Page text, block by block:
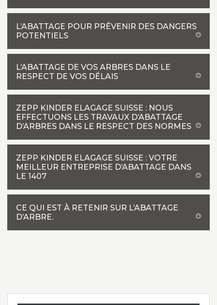
L’ABATTAGE POUR PRÉVENIR DES DANGERS
POTENTIELS
L’ABATTAGE DE VOS ARBRES DANS LE
RESPECT DE VOS DÉLAIS
ZEPP KINDER ELAGAGE SUISSE : NOUS
EFFECTUONS LES TRAVAUX D’ABATTAGE
D’ARBRES DANS LE RESPECT DES NORMES
ZEPP KINDER ELAGAGE SUISSE : VOTRE
MEILLEUR ENTREPRISE D’ABATTAGE DANS
LE 1407
CE QUI EST À RETENIR SUR L’ABATTAGE
D’ARBRE.